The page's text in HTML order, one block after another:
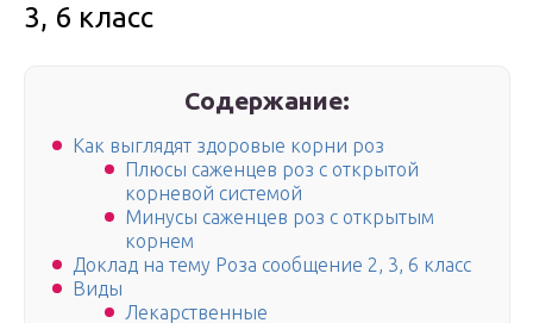
3, 6 класс
Содержание:
Как выглядят здоровые корни роз
Плюсы саженцев роз с открытой
корневой системой
Минусы саженцев роз с открытым
корнем
Доклад на тему Роза сообщение 2, 3, 6 класс
Виды
Лекарственные